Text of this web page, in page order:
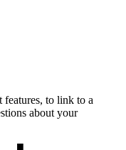
features, to link to a
about your